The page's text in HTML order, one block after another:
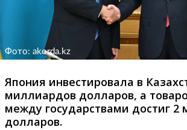
Фото: akorda.kz
Япония инвестировала в
миллиардов долларов, а
между государствами достиг 2
долларов.